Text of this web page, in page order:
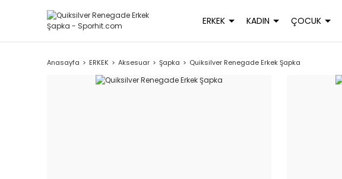
ERKEK KADIN ÇOCUK
Anasayfa ERKEK Aksesuar Şapka Quiksilver Renegade Erkek Şapka